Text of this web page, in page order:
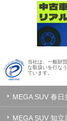
当社は、一般財
な取扱いを行な
ています。
MEGA SUV 春日
MEGA SUV 知立